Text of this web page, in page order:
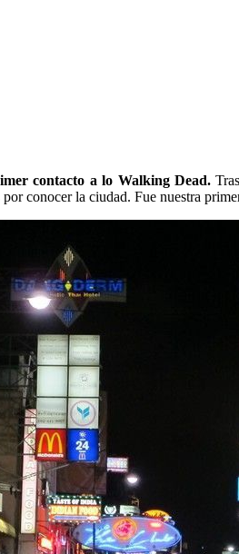
contacto a lo Walking Dead.
por conocer la ciudad. Fue nuestra